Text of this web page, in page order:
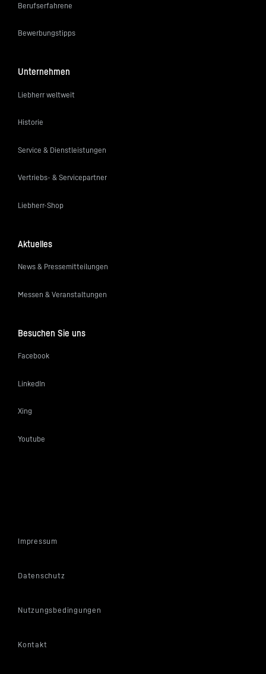
Impressum
Datenschutz
Nutzungsbedingungen
Kontakt
Berufserfahrene
Bewerbungstipps
Unternehmen
Liebherr weltweit
Historie
Service & Dienstleistungen
Vertriebs- & Servicepartner
Liebherr-Shop
Aktuelles
News & Pressemitteilungen
Messen & Veranstaltungen
Besuchen Sie uns
Facebook
LinkedIn
Xing
Youtube